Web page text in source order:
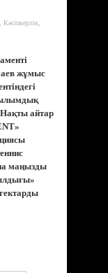
Кәсіпкерлік
жұмыс
айтар
маңызды